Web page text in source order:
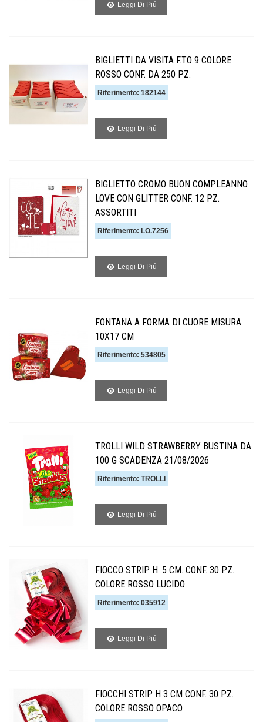
Leggi Di Piú
BIGLIETTI DA VISITA F.TO 9 COLORE
ROSSO CONF. DA 250 PZ.
Riferimento: 182144
Leggi Di Piú
BIGLIETTO CROMO BUON COMPLEANNO
LOVE CON GLITTER CONF. 12 PZ.
ASSORTITI
Riferimento: LO.7256
Leggi Di Piú
FONTANA A FORMA DI CUORE MISURA
10X17 CM
Riferimento: 534805
Leggi Di Piú
TROLLI WILD STRAWBERRY BUSTINA DA
100 G SCADENZA 21/08/2026
Riferimento: TROLLI
Leggi Di Piú
FIOCCO STRIP H. 5 CM. CONF. 30 PZ.
COLORE ROSSO LUCIDO
Riferimento: 035912
Leggi Di Piú
FIOCCHI STRIP H 3 CM CONF. 30 PZ.
COLORE ROSSO OPACO